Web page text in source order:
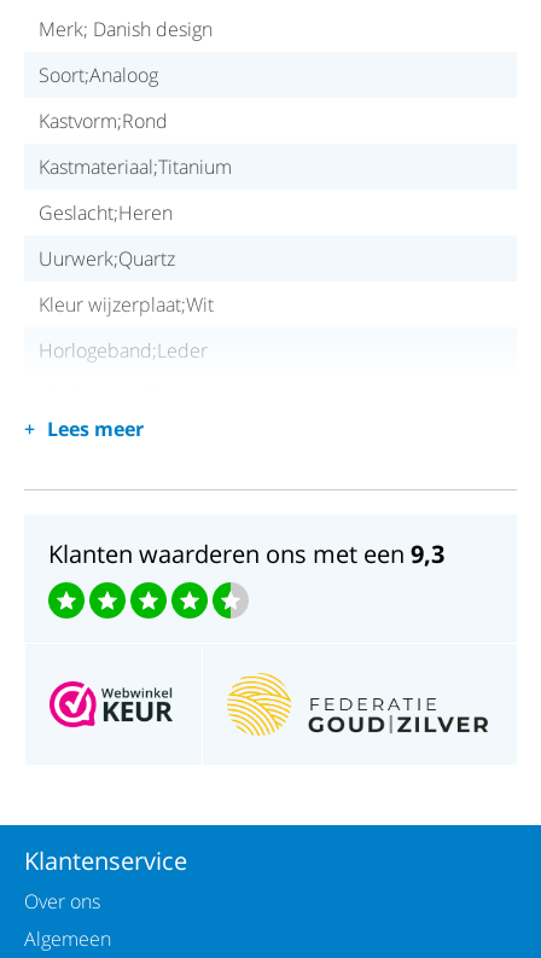
Merk; Danish design
Soort;Analoog
Kastvorm;Rond
Kastmateriaal;Titanium
Geslacht;Heren
Uurwerk;Quartz
Kleur wijzerplaat;Wit
Horlogeband;Leder
Waterdichtheid;30 meter
Lees meer
Klanten waarderen ons met een 9,3
Klantenservice
Over ons
Algemeen